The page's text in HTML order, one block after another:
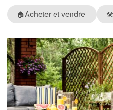
🏠Acheter et vendre 🛠️